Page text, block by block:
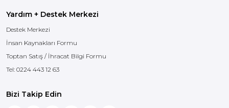
Yardım + Destek Merkezi
Destek Merkezi
İnsan Kaynakları Formu
Toptan Satış / İhracat Bilgi Formu
Tel: 0224 443 12 63
Bizi Takip Edin